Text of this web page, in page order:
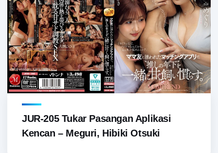
JUR-205 Tukar Pasangan Aplikasi
Kencan – Meguri, Hibiki Otsuki